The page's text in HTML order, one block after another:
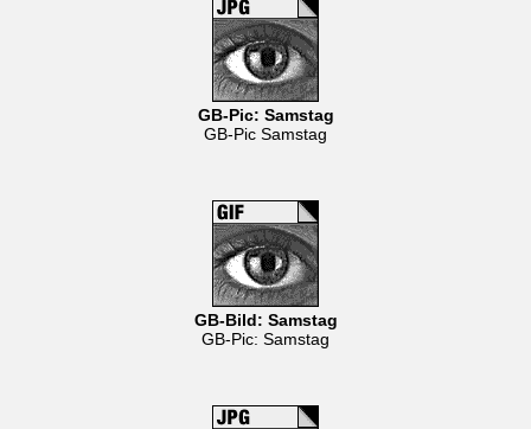
GB-Pic: Samstag
GB-Pic Samstag
GB-Bild: Samstag
GB-Pic: Samstag